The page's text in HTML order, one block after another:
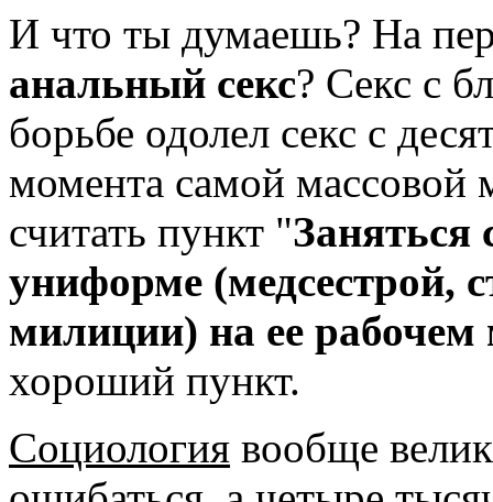
И что ты думаешь? На
анальный секс? Секс с
борьбе одолел секс с
момента самой массовой
считать пункт "Заняться
униформе (медсестрой,
милиции) на ее ра­бочем
хоро­ший пункт.
Социология вообще